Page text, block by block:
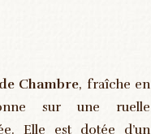
Chambre, fraîche en
sur une ruelle
Elle est dotée d’un